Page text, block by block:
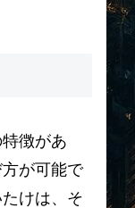
徴があ
が可能で
けは、そ